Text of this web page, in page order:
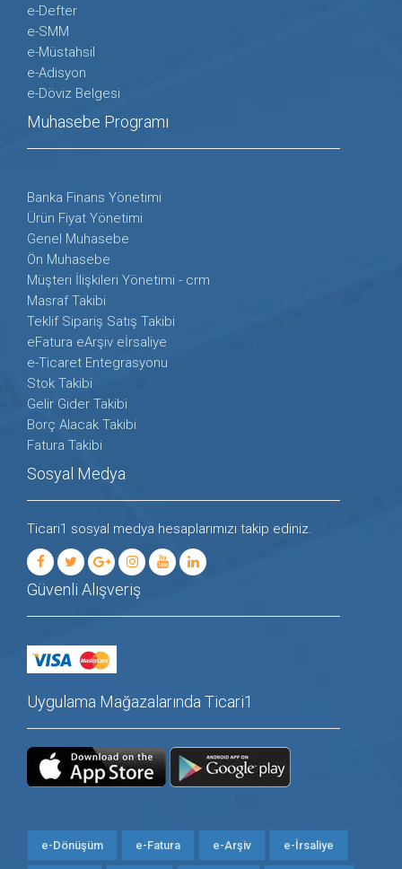
e-Defter
e-SMM
e-Müstahsil
e-Adisyon
e-Döviz Belgesi
Muhasebe Programı
Banka Finans Yönetimi
Ürün Fiyat Yönetimi
Genel Muhasebe
Ön Muhasebe
Müşteri İlişkileri Yönetimi - crm
Masraf Takibi
Teklif Sipariş Satış Takibi
eFatura eArşiv eİrsaliye
e-Ticaret Entegrasyonu
Stok Takibi
Gelir Gider Takibi
Borç Alacak Takibi
Fatura Takibi
Sosyal Medya
Ticari1 sosyal medya hesaplarımızı takip ediniz.
Güvenli Alışveriş
Uygulama Mağazalarında Ticari1
e-Dönüşüm e-Fatura e-Arşiv e-İrsaliye